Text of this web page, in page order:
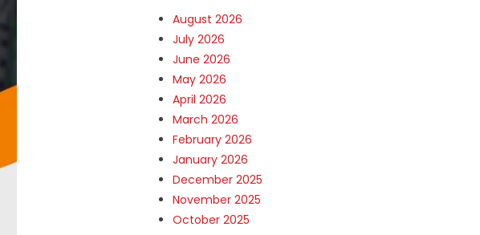
August 2026
July 2026
June 2026
May 2026
April 2026
March 2026
February 2026
January 2026
December 2025
November 2025
October 2025